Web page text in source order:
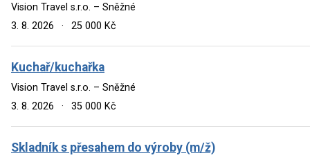
Vision Travel s.r.o. – Sněžné
3. 8. 2026
· 25 000 Kč
Kuchař/kuchařka
Vision Travel s.r.o. – Sněžné
3. 8. 2026
· 35 000 Kč
Skladník s přesahem do výroby (m/ž)